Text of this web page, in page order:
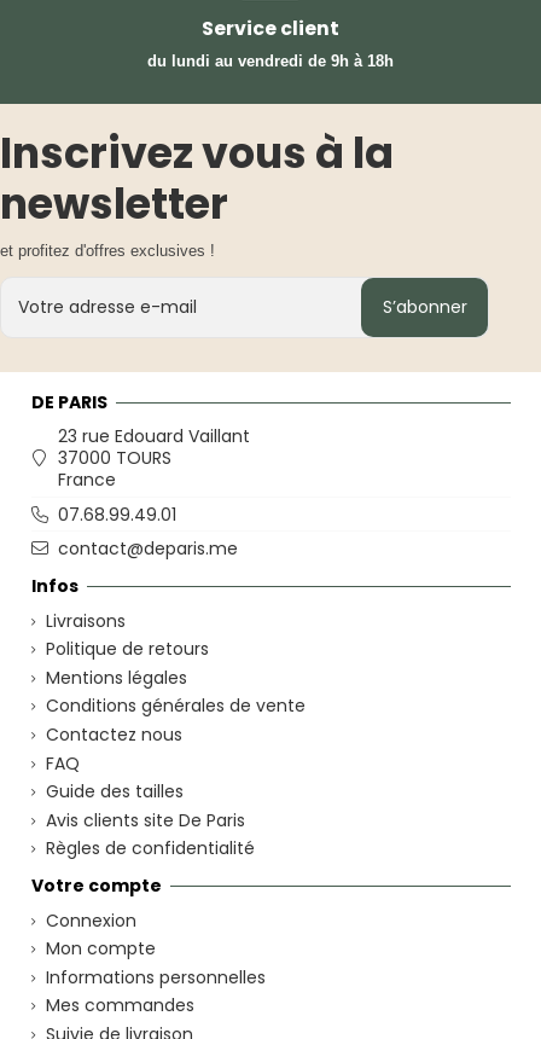
Service client
du lundi au vendredi de 9h à 18h
Inscrivez vous à la
newsletter
et profitez d'offres exclusives !
S’abonner
Votre compte
Connexion
Mon compte
Informations personnelles
Mes commandes
Suivie de livraison
Infos
Livraisons
Politique de retours
Mentions légales
Conditions générales de vente
Contactez nous
FAQ
Guide des tailles
Avis clients site De Paris
Règles de confidentialité
DE PARIS
23 rue Edouard Vaillant
37000 TOURS
France
07.68.99.49.01
contact@deparis.me